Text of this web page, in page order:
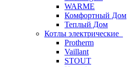
WARME
Комфортный Дом
Теплый Дом
Котлы электрические
Protherm
Vaillant
STOUT